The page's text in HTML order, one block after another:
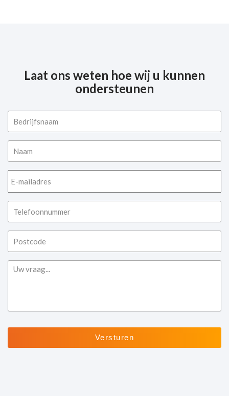
Laat ons weten hoe wij u kunnen
ondersteunen